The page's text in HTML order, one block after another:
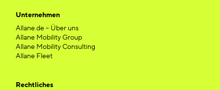
Unternehmen
Allane.de – Über uns
Allane Mobility Group
Allane Mobility Consulting
Allane Fleet
Rechtliches